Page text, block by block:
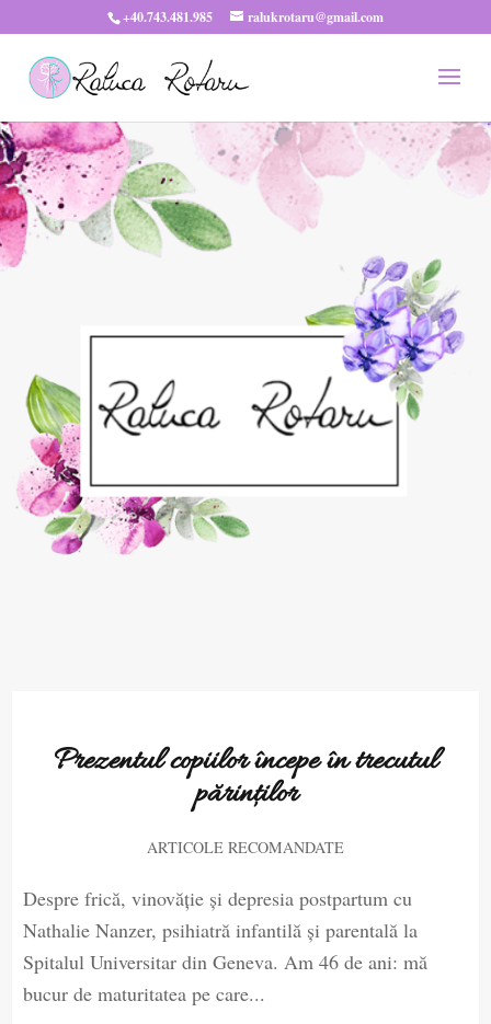
+40.743.481.985 ralukrotaru@gmail.com
Prezentul copiilor începe în trecutul
părinților
ARTICOLE RECOMANDATE
Despre frică, vinovăție și depresia postpartum cu
Nathalie Nanzer, psihiatră infantilă și parentală la
Spitalul Universitar din Geneva. Am 46 de ani: mă
bucur de maturitatea pe care...